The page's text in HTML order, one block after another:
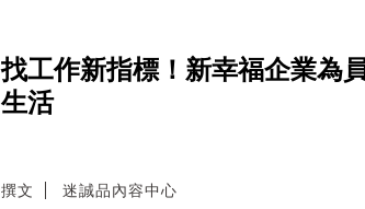
找工作新指標！新幸福企業為
生活
撰文 迷誠品內容中心